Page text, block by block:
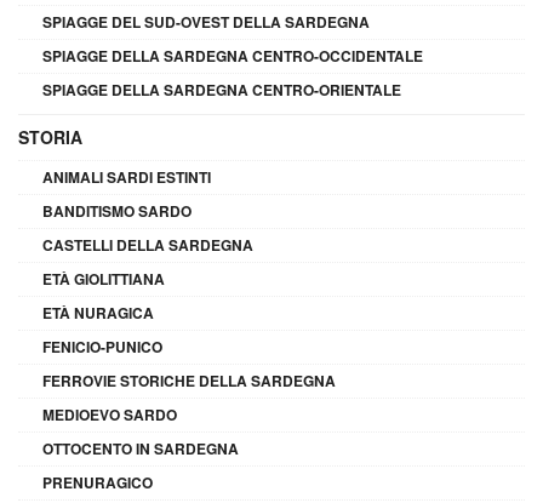
SPIAGGE DEL SUD-OVEST DELLA SARDEGNA
SPIAGGE DELLA SARDEGNA CENTRO-OCCIDENTALE
SPIAGGE DELLA SARDEGNA CENTRO-ORIENTALE
STORIA
ANIMALI SARDI ESTINTI
BANDITISMO SARDO
CASTELLI DELLA SARDEGNA
ETÀ GIOLITTIANA
ETÀ NURAGICA
FENICIO-PUNICO
FERROVIE STORICHE DELLA SARDEGNA
MEDIOEVO SARDO
OTTOCENTO IN SARDEGNA
PRENURAGICO